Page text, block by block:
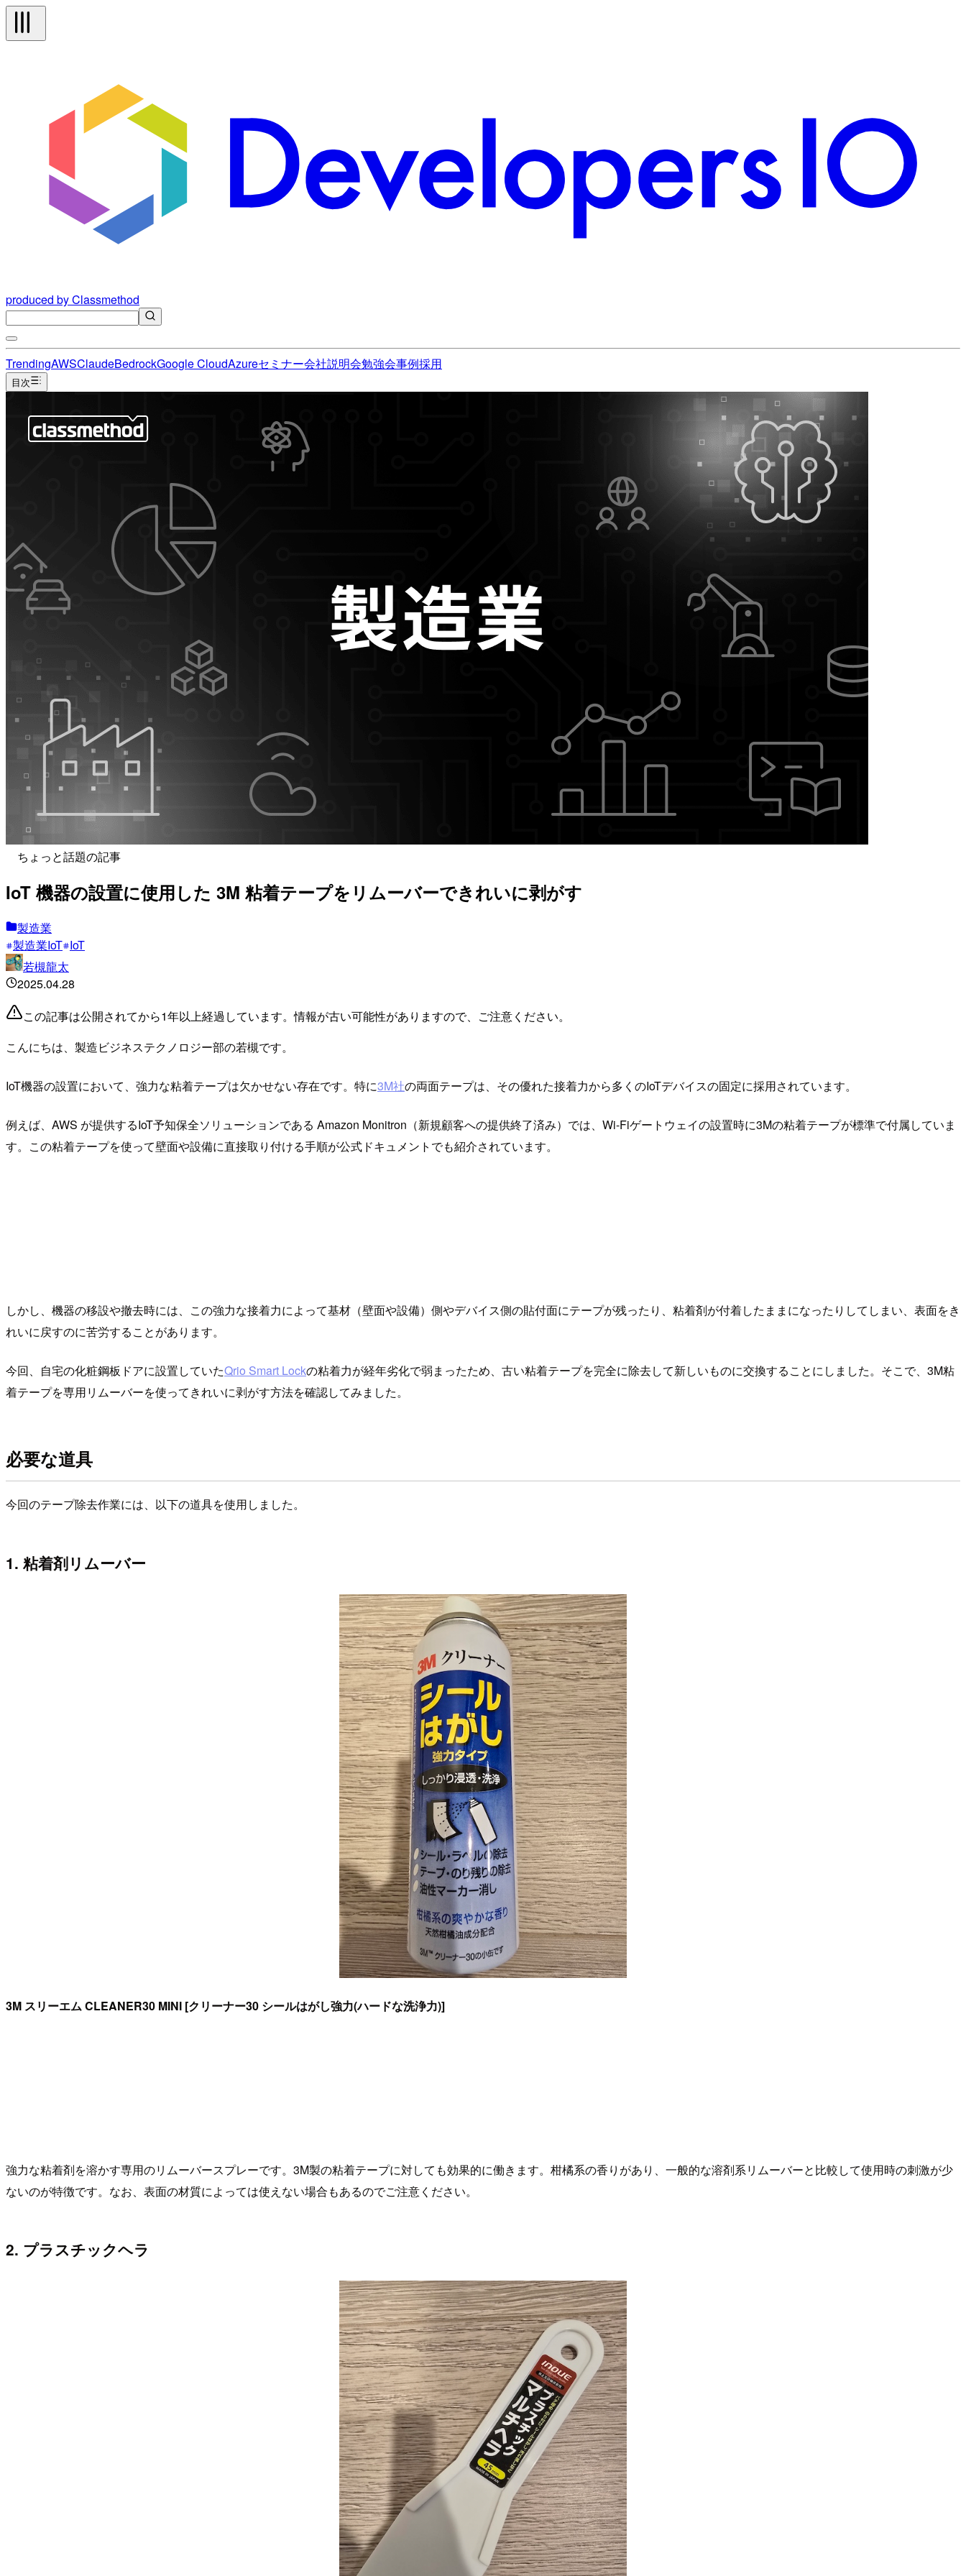
produced by Classmethod
TrendingAWSClaudeBedrockGoogle CloudAzureセミナー会社説明会勉強会事例採用
目次
ちょっと話題の記事
IoT 機器の設置に使用した 3M 粘着テープをリムーバーできれいに剥がす
製造業
製造業IoT IoT
若槻龍太
2025.04.28
この記事は公開されてから1年以上経過しています。情報が古い可能性がありますので、ご注意ください。
こんにちは、製造ビジネステクノロジー部の若槻です。
IoT機器の設置において、強力な粘着テープは欠かせない存在です。特に3M社の両面テープは、その優れた接着力から多くのIoTデバイスの固定に採用されています。
例えば、AWS が提供するIoT予知保全ソリューションである Amazon Monitron（新規顧客への提供終了済み）では、Wi-Fiゲートウェイの設置時に3Mの粘着テープが標準で付属していま
す。この粘着テープを使って壁面や設備に直接取り付ける手順が公式ドキュメントでも紹介されています。
しかし、機器の移設や撤去時には、この強力な接着力によって基材（壁面や設備）側やデバイス側の貼付面にテープが残ったり、粘着剤が付着したままになったりしてしまい、表面をき
れいに戻すのに苦労することがあります。
今回、自宅の化粧鋼板ドアに設置していたQrio Smart Lockの粘着力が経年劣化で弱まったため、古い粘着テープを完全に除去して新しいものに交換することにしました。そこで、3M粘
着テープを専用リムーバーを使ってきれいに剥がす方法を確認してみました。
必要な道具
今回のテープ除去作業には、以下の道具を使用しました。
1. 粘着剤リムーバー
3M スリーエム CLEANER30 MINI [クリーナー30 シールはがし強力(ハードな洗浄力)]
強力な粘着剤を溶かす専用のリムーバースプレーです。3M製の粘着テープに対しても効果的に働きます。柑橘系の香りがあり、一般的な溶剤系リムーバーと比較して使用時の刺激が少
ないのが特徴です。なお、表面の材質によっては使えない場合もあるのでご注意ください。
2. プラスチックヘラ